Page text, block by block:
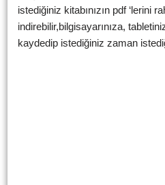
istediğiniz kitabınızın pdf ‘lerini
indirebilir,bilgisayarınıza,
kaydedip istediğiniz zaman